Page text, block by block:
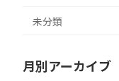
未分類
月別アーカイブ